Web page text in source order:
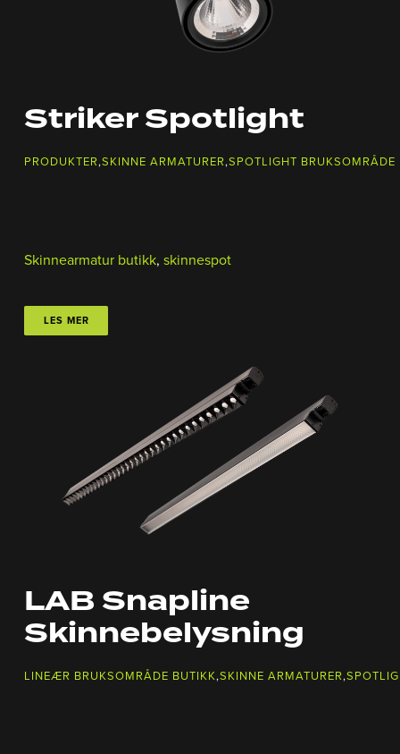
Striker Spotlight
PRODUKTER,SKINNE ARMATURER,SPOTLIGHT BRUKSOMRÅDE
Skinnearmatur butikk, skinnespot
LES MER
LAB Snapline
Skinnebelysning
LINEÆR BRUKSOMRÅDE BUTIKK,SKINNE ARMATURER,